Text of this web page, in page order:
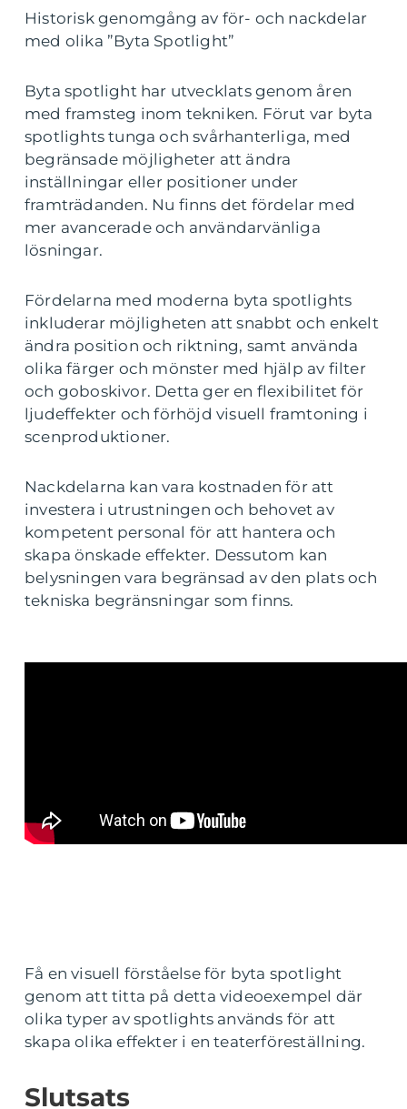
Historisk genomgång av för- och nackdelar
med olika ”Byta Spotlight”
Byta spotlight har utvecklats genom åren
med framsteg inom tekniken. Förut var byta
spotlights tunga och svårhanterliga, med
begränsade möjligheter att ändra
inställningar eller positioner under
framträdanden. Nu finns det fördelar med
mer avancerade och användarvänliga
lösningar.
Fördelarna med moderna byta spotlights
inkluderar möjligheten att snabbt och enkelt
ändra position och riktning, samt använda
olika färger och mönster med hjälp av filter
och goboskivor. Detta ger en flexibilitet för
ljudeffekter och förhöjd visuell framtoning i
scenproduktioner.
Nackdelarna kan vara kostnaden för att
investera i utrustningen och behovet av
kompetent personal för att hantera och
skapa önskade effekter. Dessutom kan
belysningen vara begränsad av den plats och
tekniska begränsningar som finns.
Få en visuell förståelse för byta spotlight
genom att titta på detta videoexempel där
olika typer av spotlights används för att
skapa olika effekter i en teaterföreställning.
Slutsats